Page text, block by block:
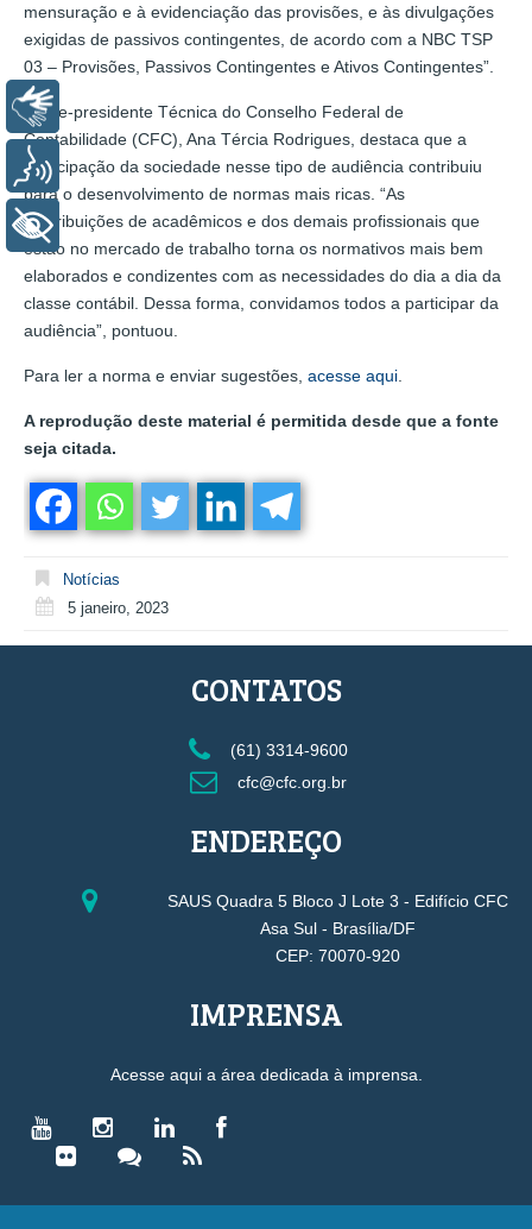
mensuração e à evidenciação das provisões, e às divulgações
exigidas de passivos contingentes, de acordo com a NBC TSP
03 – Provisões, Passivos Contingentes e Ativos Contingentes”.
A vice-presidente Técnica do Conselho Federal de
Contabilidade (CFC), Ana Tércia Rodrigues, destaca que a
participação da sociedade nesse tipo de audiência contribuiu
para o desenvolvimento de normas mais ricas. “As
contribuições de acadêmicos e dos demais profissionais que
estão no mercado de trabalho torna os normativos mais bem
elaborados e condizentes com as necessidades do dia a dia da
classe contábil. Dessa forma, convidamos todos a participar da
audiência”, pontuou.
Para ler a norma e enviar sugestões, acesse aqui
A reprodução deste material é permitida desde que a fonte
seja citada.
Notícias
5 janeiro, 2023
CONTATOS
(61) 3314-9600
cfc@cfc.org.br
ENDEREÇO
SAUS Quadra 5 Bloco J Lote 3 - Edifício CFC
Asa Sul - Brasília/DF
CEP: 70070-920
IMPRENSA
Acesse aqui a área dedicada à imprensa.
Libras
Voz
+ Acessibilidade